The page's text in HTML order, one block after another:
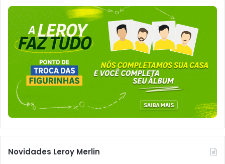
Novidades Leroy Merlin